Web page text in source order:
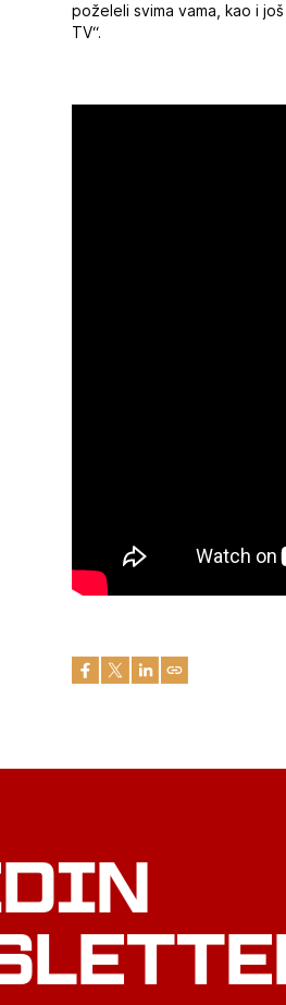
poželeli svima vama, kao i
TV“.